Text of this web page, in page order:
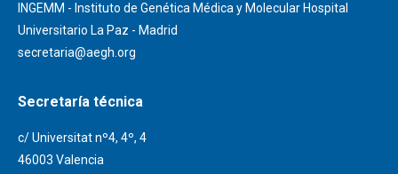
INGEMM - Instituto de Genética Médica y Molecular Hospital
Universitario La Paz - Madrid
secretaria@aegh.org
Secretaría técnica
c/ Universitat nº4, 4º, 4
46003 Valencia